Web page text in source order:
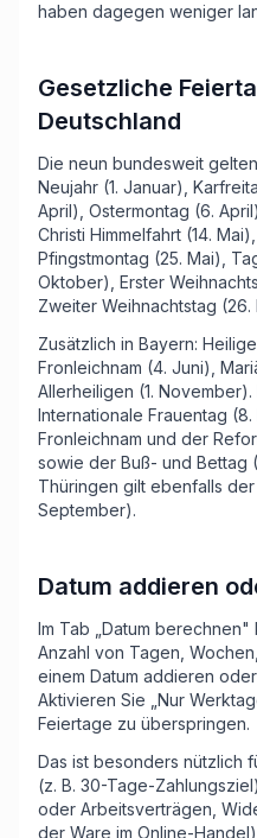
haben dagegen weniger
Gesetzliche
Deutschland
Die neun bundesweit
Neujahr (1. Januar),
April), Ostermontag (6.
Christi Himmelfahrt (14.
Pfingstmontag (25. Mai),
Oktober), Erster
Zweiter Weihnachtstag
Zusätzlich in Bayern:
Fronleichnam (4. Juni),
Allerheiligen (1.
Internationale Frauentag
Fronleichnam und der
sowie der Buß- und Bettag
Thüringen gilt ebenfalls
September).
Datum addieren
Im Tab „Datum
Anzahl von Tagen,
einem Datum addieren
Aktivieren Sie „Nur
Feiertage zu überspringen.
Das ist besonders nützlich
(z. B. 30-Tage-
oder Arbeitsverträgen,
der Ware im Online-